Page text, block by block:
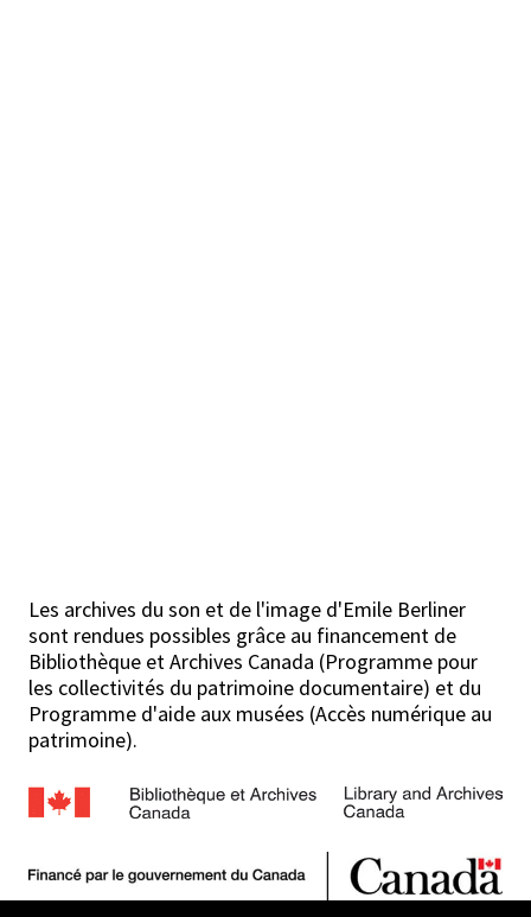
Les archives du son et de l'image d'Emile Berliner
sont rendues possibles grâce au financement de
Bibliothèque et Archives Canada (Programme pour
les collectivités du patrimoine documentaire) et du
Programme d'aide aux musées (Accès numérique au
patrimoine).